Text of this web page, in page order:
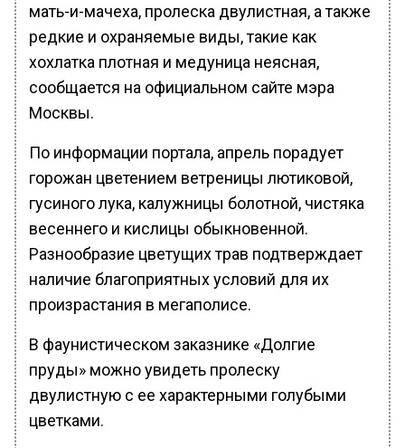
мать-и-мачеха, пролеска двулистная, а также
редкие и охраняемые виды, такие как
хохлатка плотная и медуница неясная,
сообщается на официальном сайте мэра
Москвы.
По информации портала, апрель порадует
горожан цветением ветреницы лютиковой,
гусиного лука, калужницы болотной, чистяка
весеннего и кислицы обыкновенной.
Разнообразие цветущих трав подтверждает
наличие благоприятных условий для их
произрастания в мегаполисе.
В фаунистическом заказнике «Долгие
пруды» можно увидеть пролеску
двулистную с ее характерными голубыми
цветками.